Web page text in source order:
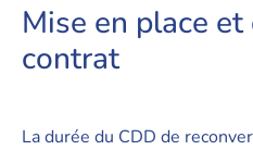
Mise en place et
contrat
La durée du CDD de